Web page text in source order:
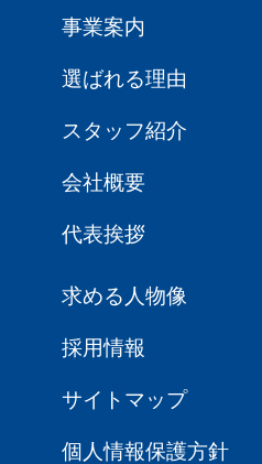
事業案内
選ばれる理由
スタッフ紹介
会社概要
代表挨拶
求める人物像
採用情報
サイトマップ
個人情報保護方針